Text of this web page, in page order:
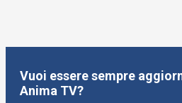
Vuoi essere sempre
Anima TV?